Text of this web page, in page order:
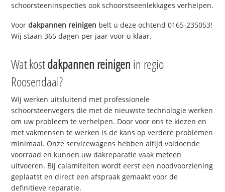
schoorsteeninspecties ook schoorstseenlekkages verhelpen.
Voordakpannen reinigen belt u deze ochtend 0165-235053!
Wij staan 365 dagen per jaar voor u klaar.
Wat kostdakpannen reinigen in regio
Roosendaal?
Wij werken uitsluitend met professionele
schoorsteenvegers die met de nieuwste technologie werken
om uw probleem te verhelpen. Door voor ons te kiezen en
met vakmensen te werken is de kans op verdere problemen
minimaal. Onze servicewagens hebben altijd voldoende
voorraad en kunnen uw dakreparatie vaak meteen
uitvoeren. Bij calamiteiten wordt eerst een noodvoorziening
geplaatst en direct een afspraak gemaakt voor de
definitieve reparatie.